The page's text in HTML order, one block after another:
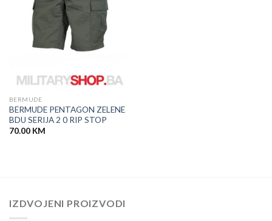
BERMUDE
BERMUDE PENTAGON ZELENE
BDU SERIJA 2 0 RIP STOP
70.00 KM
IZDVOJENI PROIZVODI